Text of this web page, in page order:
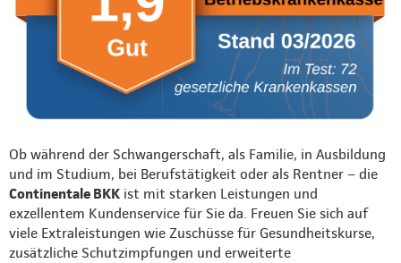
Ob während der Schwangerschaft, als Familie, in Ausbildung
und im Studium, bei Berufstätigkeit oder als Rentner – die
Continentale BKK ist mit starken Leistungen und
exzellentem Kundenservice für Sie da. Freuen Sie sich auf
viele Extraleistungen wie Zuschüsse für Gesundheitskurse,
zusätzliche Schutzimpfungen und erweiterte